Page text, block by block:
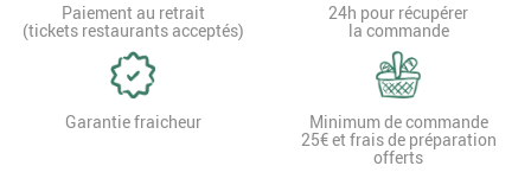
Paiement au retrait
(tickets restaurants acceptés)
24h pour récupérer
la commande
Garantie fraicheur Minimum de commande
25€ et frais de préparation
offerts